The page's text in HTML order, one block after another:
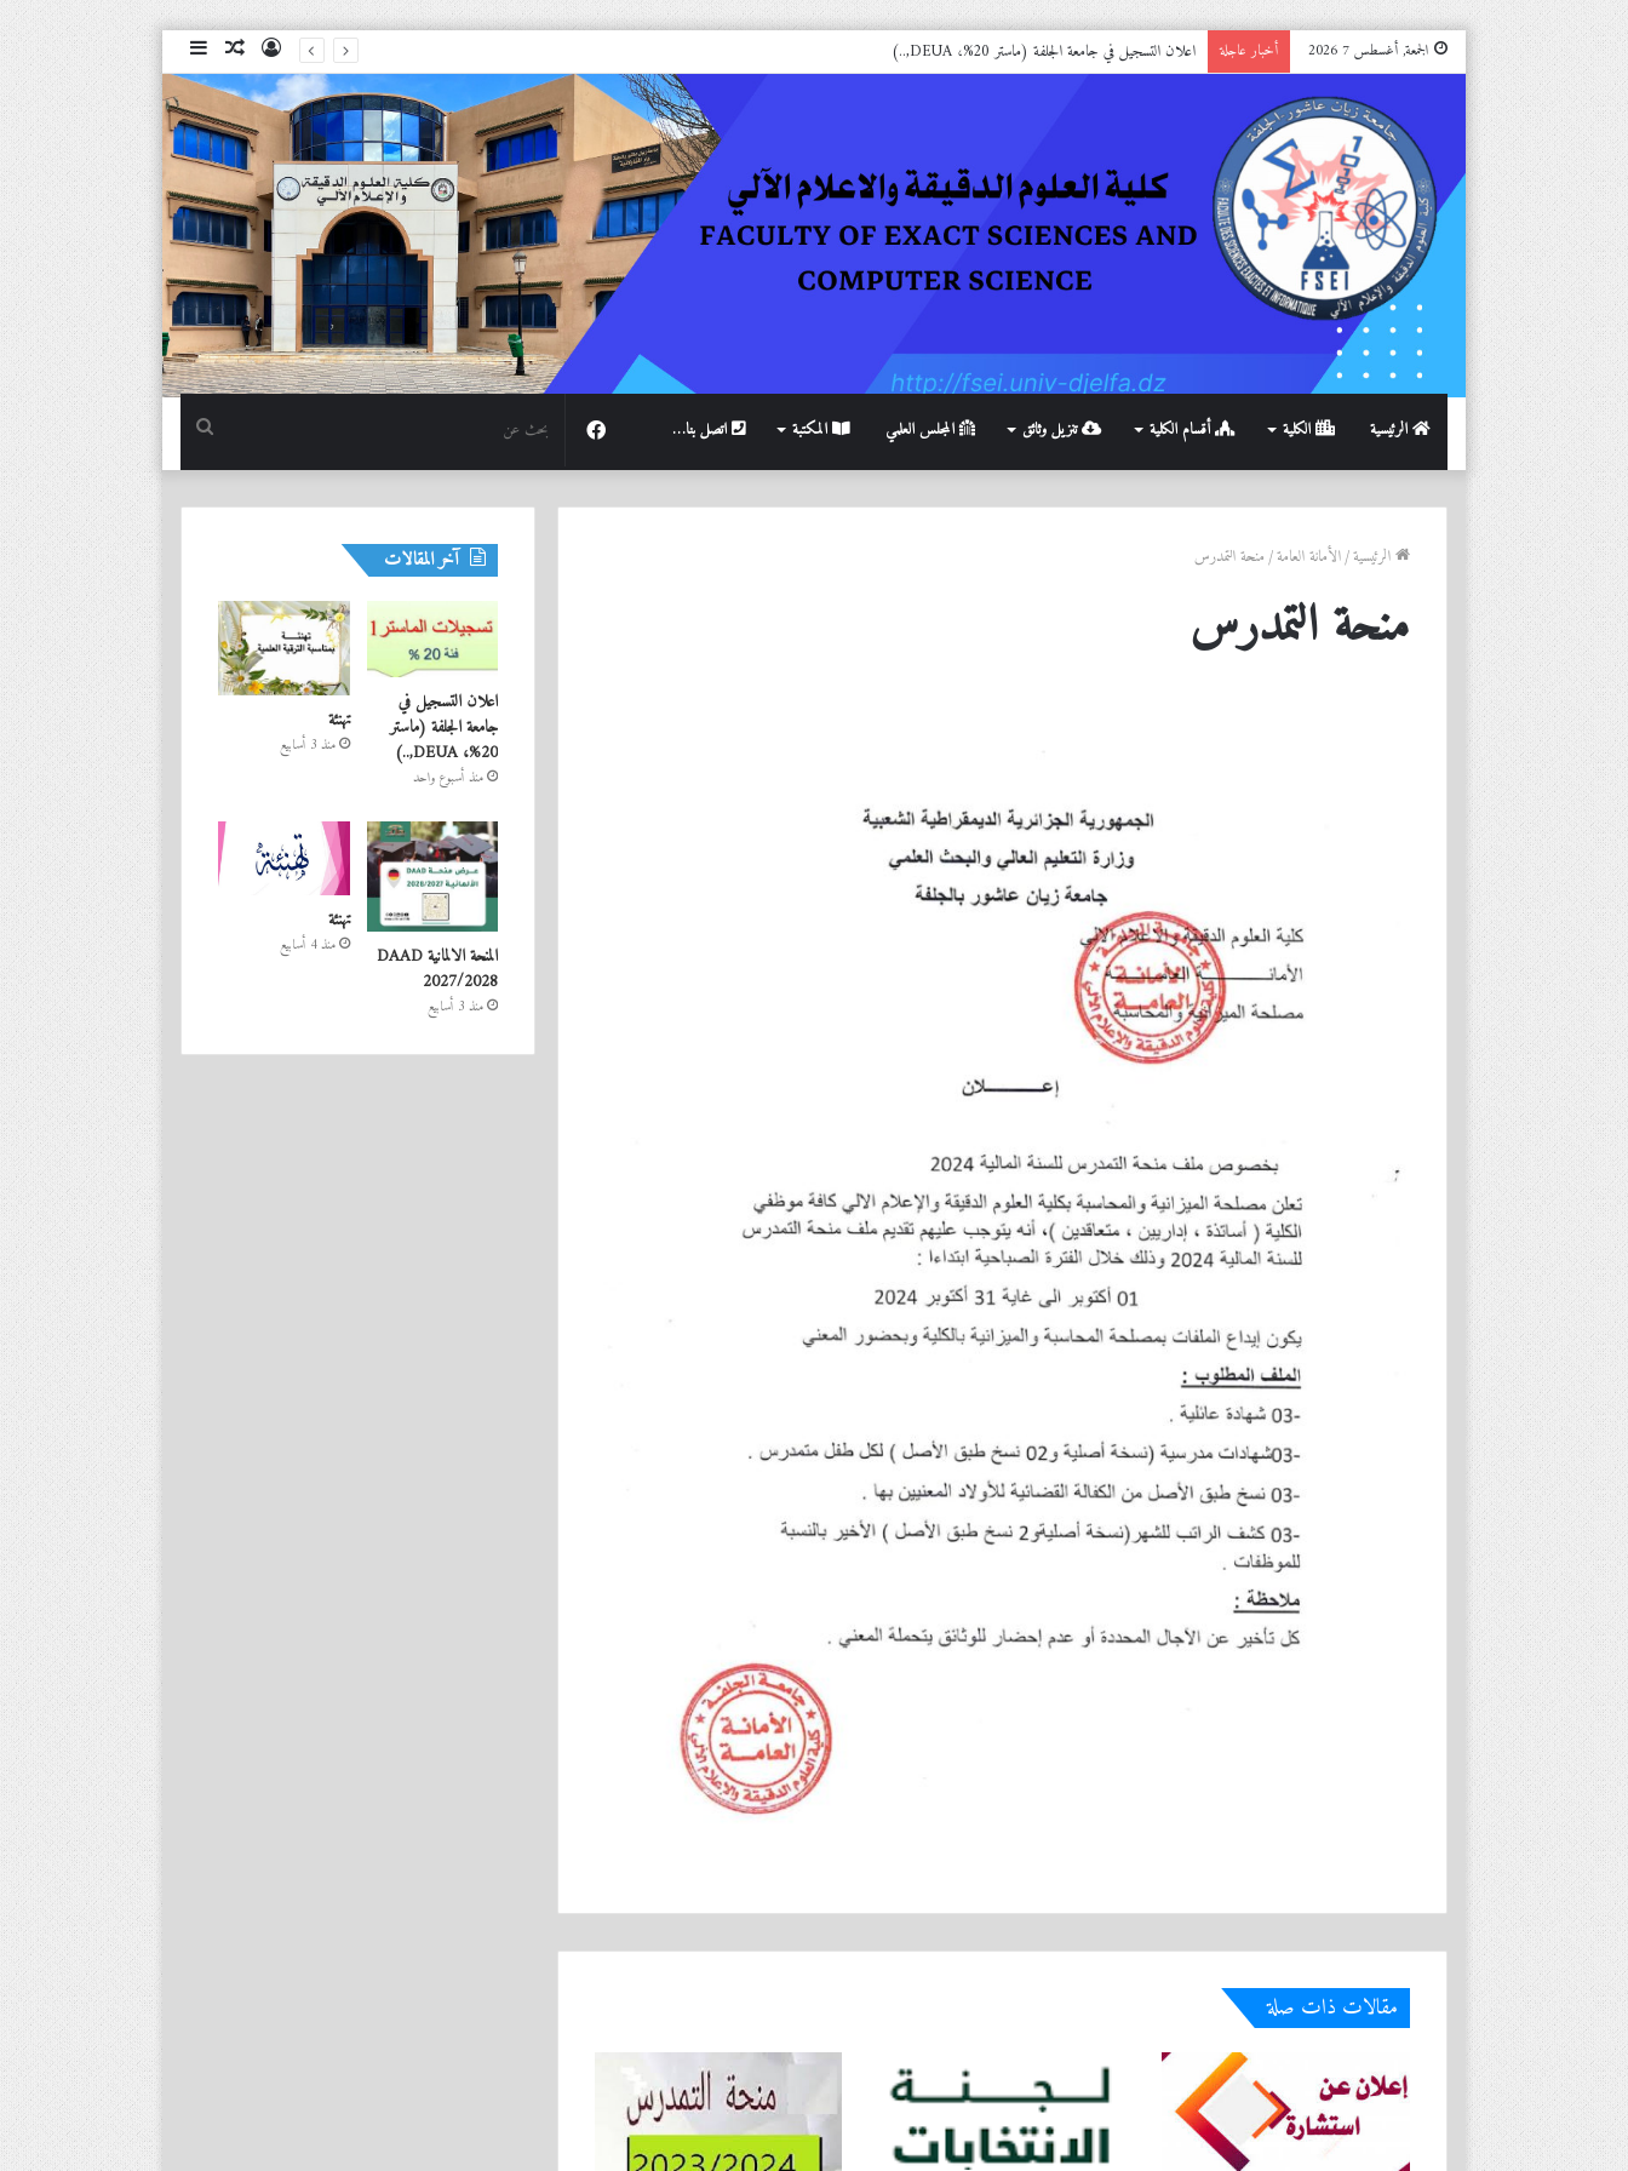
الجمعة, أغسطس 7 2026 أخبار عاجلة اعلان التسجيل في جامعة الجلفة (ماستر 20%، DEUA,..)
إضافة
عمود
جانبي
مقال
عشوائي
تسجيل
الدخول
الرئيسية الكلية أقسام الكلية تنزيل وثائق المجلس العلمي المكتبة اتصل بنا… بحث
عن
فيسبوك
الرئيسية/الأمانة العامة/منحة التمدرس
منحة التمدرس
مقالات ذات صلة
آخر المقالات
اعلان التسجيل في
جامعة الجلفة (ماستر
20%، DEUA,..)
منذ أسبوع واحد
تهنئة
منذ 3 أسابيع
المنحة الالمانية DAAD
2027/2028
منذ 3 أسابيع
تهنئة
منذ 4 أسابيع